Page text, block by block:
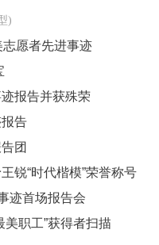
)
愿者先进事迹
报告并获殊荣
告
团
锐“时代楷模”荣誉称号
迹首场报告会
职工”获得者扫描